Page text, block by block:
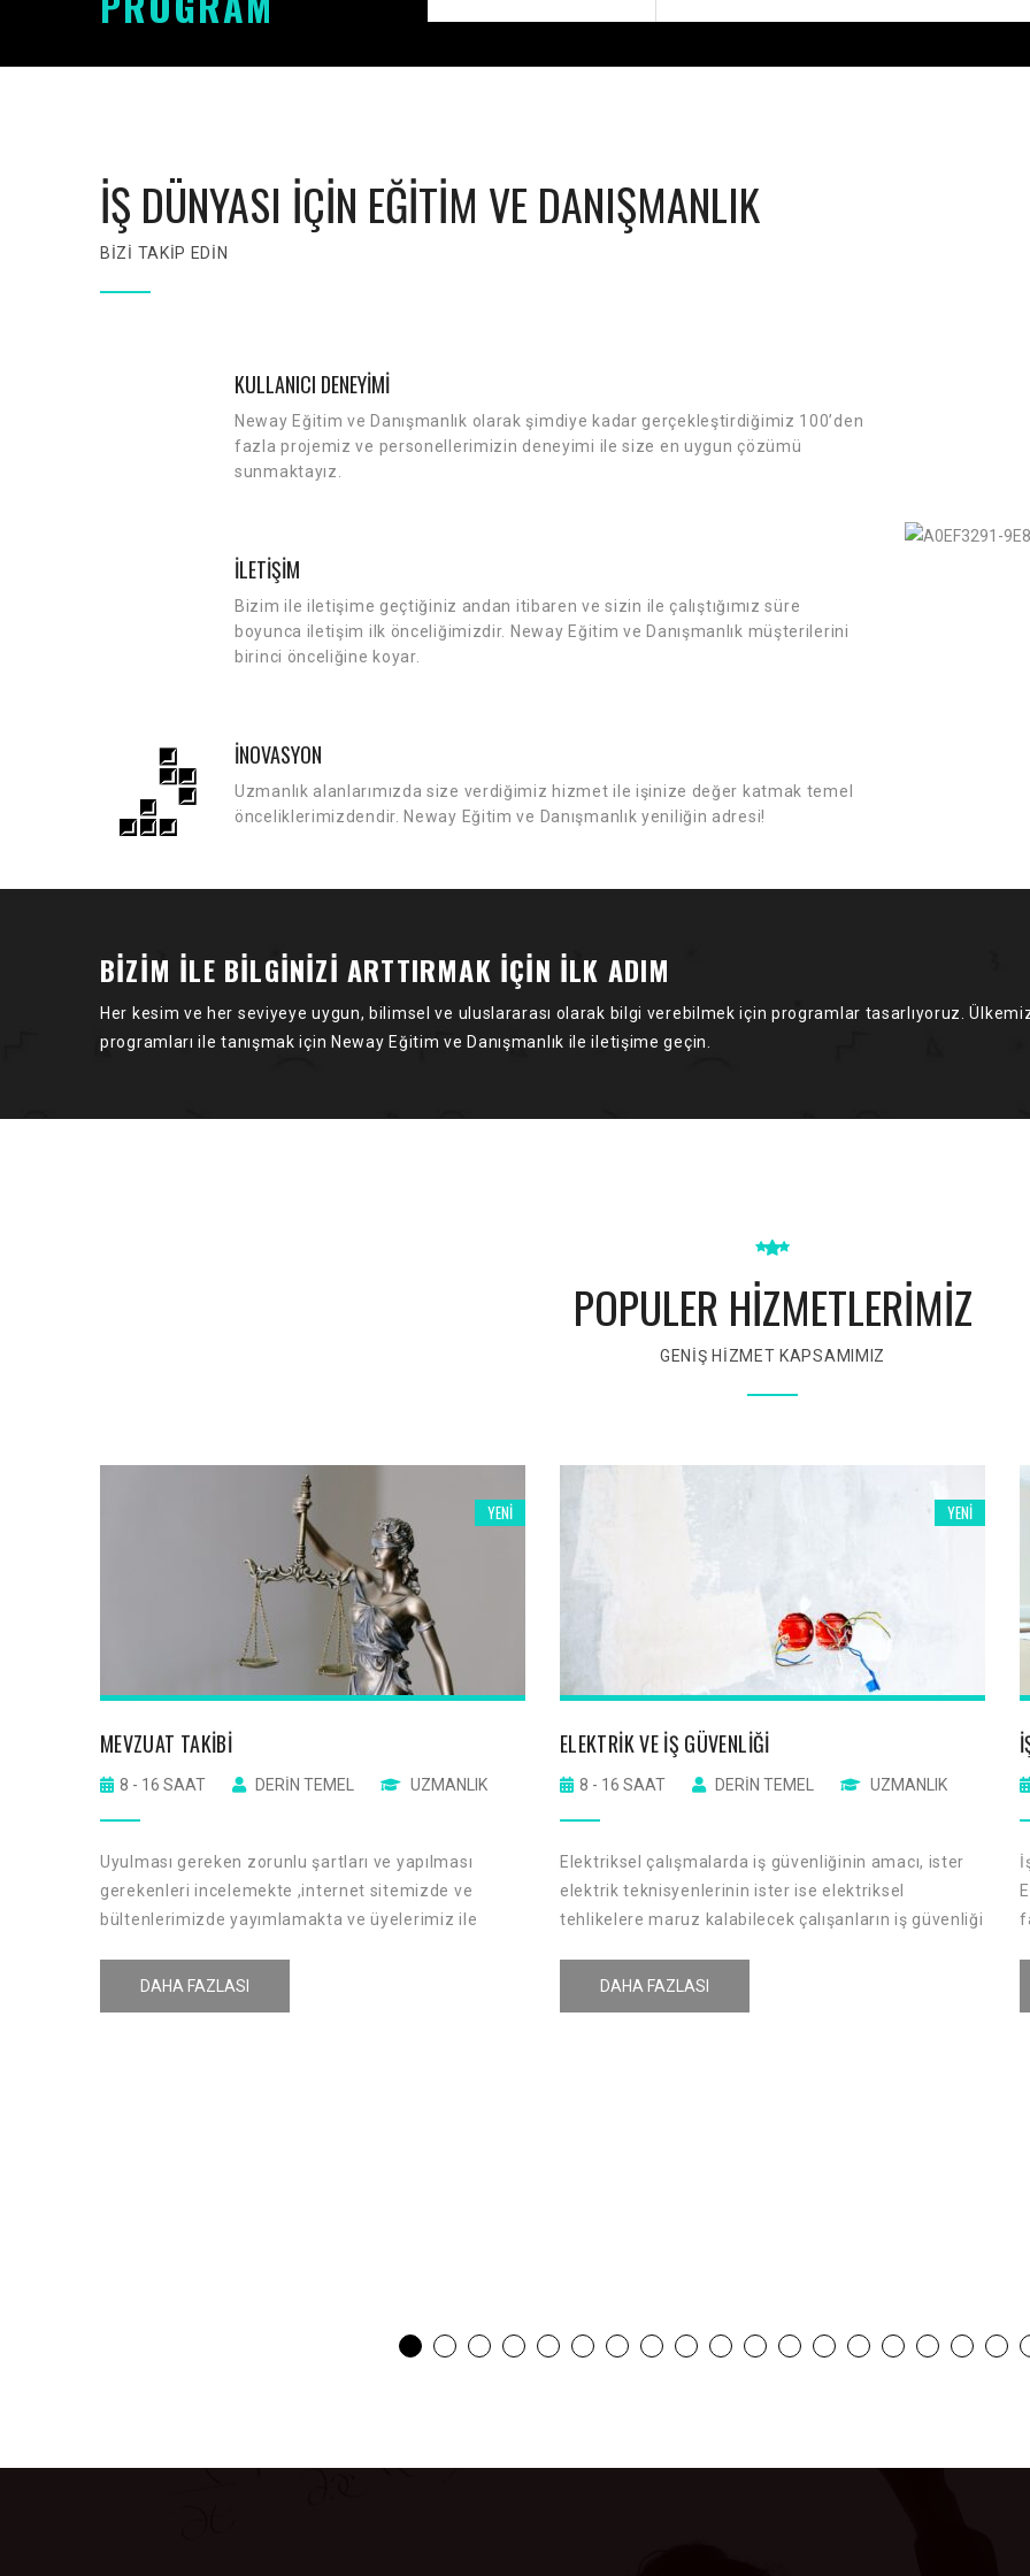
İŞ DÜNYASI İÇİN EĞİTİM VE DANIŞMANLIK
BİZİ TAKİP EDİN
KULLANICI DENEYİMİ
Neway Eğitim ve Danışmanlık olarak şimdiye kadar gerçekleştirdiğimiz 100’den
fazla projemiz ve personellerimizin deneyimi ile size en uygun çözümü
sunmaktayız.
İLETİŞİM
Bizim ile iletişime geçtiğiniz andan itibaren ve sizin ile çalıştığımız süre
boyunca iletişim ilk önceliğimizdir. Neway Eğitim ve Danışmanlık müşterilerini
birinci önceliğine koyar.
İNOVASYON
Uzmanlık alanlarımızda size verdiğimiz hizmet ile işinize değer katmak temel
önceliklerimizdendir. Neway Eğitim ve Danışmanlık yeniliğin adresi!
BİZİM İLE BİLGİNİZİ ARTTIRMAK İÇİN İLK ADIM
Her kesim ve her seviyeye uygun, bilimsel ve uluslararası olarak bilgi verebilmek için programlar tasarlıyoruz.
programları ile tanışmak için Neway Eğitim ve Danışmanlık ile iletişime geçin.
POPULER HİZMETLERİMİZ
GENİŞ HİZMET KAPSAMIMIZ
YENI
MEVZUAT TAKIBI
8 - 16 SAAT DERIN TEMEL UZMANLIK
Uyulması gereken zorunlu şartları ve yapılması
gerekenleri incelemekte ,internet sitemizde ve
bültenlerimizde yayımlamakta ve üyelerimiz ile
DAHA FAZLASI
YENI
ELEKTRIK VE İŞ GÜVENLIĞI
8 - 16 SAAT DERIN TEMEL UZMANLIK
Elektriksel çalışmalarda iş güvenliğinin amacı, ister
elektrik teknisyenlerinin ister ise elektriksel
tehlikelere maruz kalabilecek çalışanların iş güvenliği
DAHA FAZLASI